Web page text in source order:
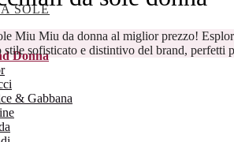
SOLE
Donna
& Gabbana
sofisticato e distintivo del brand, perfetti